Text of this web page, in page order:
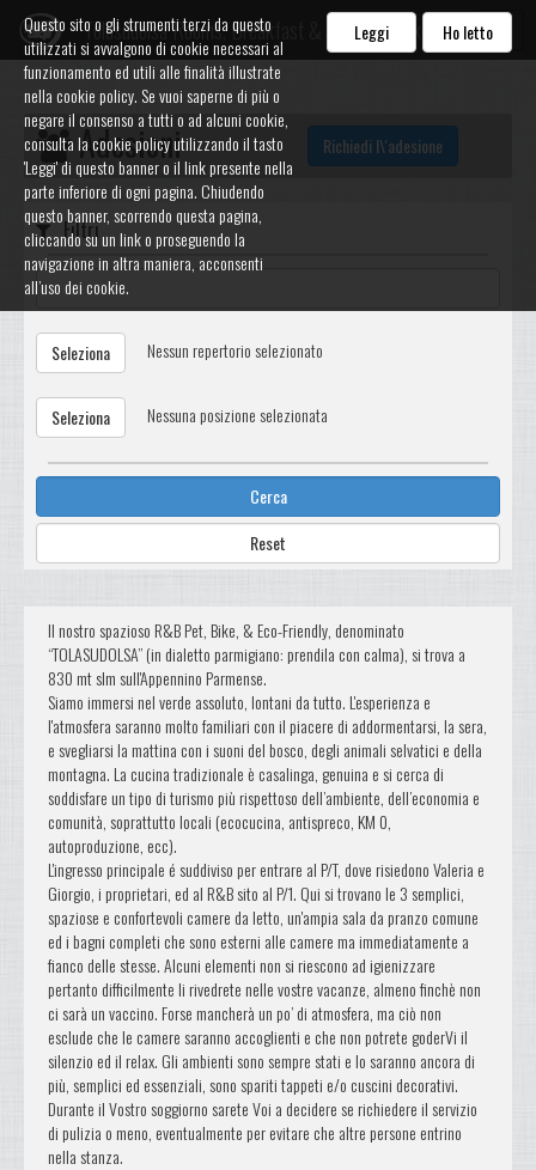
Tolasudolsa Rooms, Breakfast & Mountain Bike
Adesioni Richiedi l\'adesione
Filtri
Seleziona Nessun repertorio selezionato
Seleziona Nessuna posizione selezionata
Cerca
Reset
Il nostro spazioso R&B Pet, Bike, & Eco-Friendly, denominato
“TOLASUDOLSA” (in dialetto parmigiano: prendila con calma), si trova a
830 mt slm sull'Appennino Parmense.
Siamo immersi nel verde assoluto, lontani da tutto. L'esperienza e
l'atmosfera saranno molto familiari con il piacere di addormentarsi, la sera,
e svegliarsi la mattina con i suoni del bosco, degli animali selvatici e della
montagna. La cucina tradizionale è casalinga, genuina e si cerca di
soddisfare un tipo di turismo più rispettoso dell’ambiente, dell’economia e
comunità, soprattutto locali (ecocucina, antispreco, KM 0,
autoproduzione, ecc).
L'ingresso principale é suddiviso per entrare al P/T, dove risiedono Valeria e
Giorgio, i proprietari, ed al R&B sito al P/1. Qui si trovano le 3 semplici,
spaziose e confortevoli camere da letto, un'ampia sala da pranzo comune
ed i bagni completi che sono esterni alle camere ma immediatamente a
fianco delle stesse. Alcuni elementi non si riescono ad igienizzare
pertanto difficilmente li rivedrete nelle vostre vacanze, almeno finchè non
ci sarà un vaccino. Forse mancherà un po’ di atmosfera, ma ciò non
esclude che le camere saranno accoglienti e che non potrete goderVi il
silenzio ed il relax. Gli ambienti sono sempre stati e lo saranno ancora di
più, semplici ed essenziali, sono spariti tappeti e/o cuscini decorativi.
Durante il Vostro soggiorno sarete Voi a decidere se richiedere il servizio
di pulizia o meno, eventualmente per evitare che altre persone entrino
nella stanza.
Questo sito o gli strumenti terzi da questo
utilizzati si avvalgono di cookie necessari al
funzionamento ed utili alle finalità illustrate
nella cookie policy. Se vuoi saperne di più o
negare il consenso a tutti o ad alcuni cookie,
consulta la cookie policy utilizzando il tasto
'Leggi' di questo banner o il link presente nella
parte inferiore di ogni pagina. Chiudendo
questo banner, scorrendo questa pagina,
cliccando su un link o proseguendo la
navigazione in altra maniera, acconsenti
all’uso dei cookie.
Leggi Ho letto